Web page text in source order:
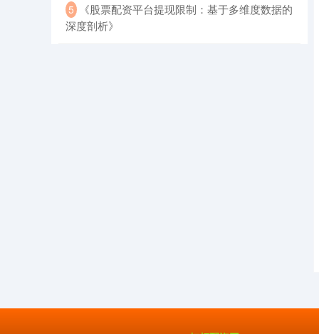
5
​《股票配资平台提现限制：基于多维度数据的
深度剖析》